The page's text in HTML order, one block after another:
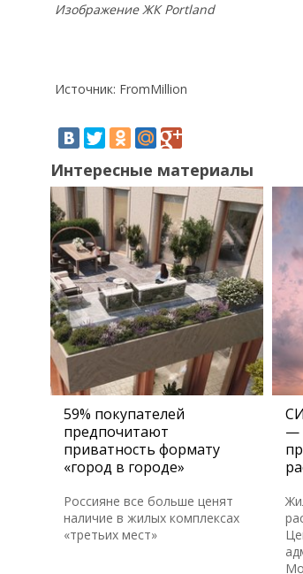
Изображение ЖК Portland
Источник: FromMillion
Интересные материалы
59% покупателей
предпочитают
приватность формату
«город в городе»
Россияне все больше ценят
наличие в жилых комплексах
«третьих мест»
—